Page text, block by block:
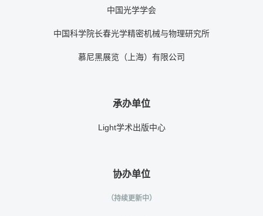
中国光学学会
中国科学院长春光学精密机械与物理研究所
慕尼黑展览（上海）有限公司
承办单位
Light学术出版中心
协办单位
（持续更新中）